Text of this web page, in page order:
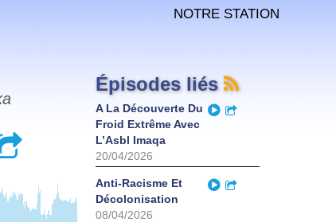
Notre station
Partager
Épisodes liés
A La Découverte Du
Froid Extrême Avec
L’Asbl Imaqa
20/04/2026
Play
Anti-Racisme Et
Décolonisation
08/04/2026
Play